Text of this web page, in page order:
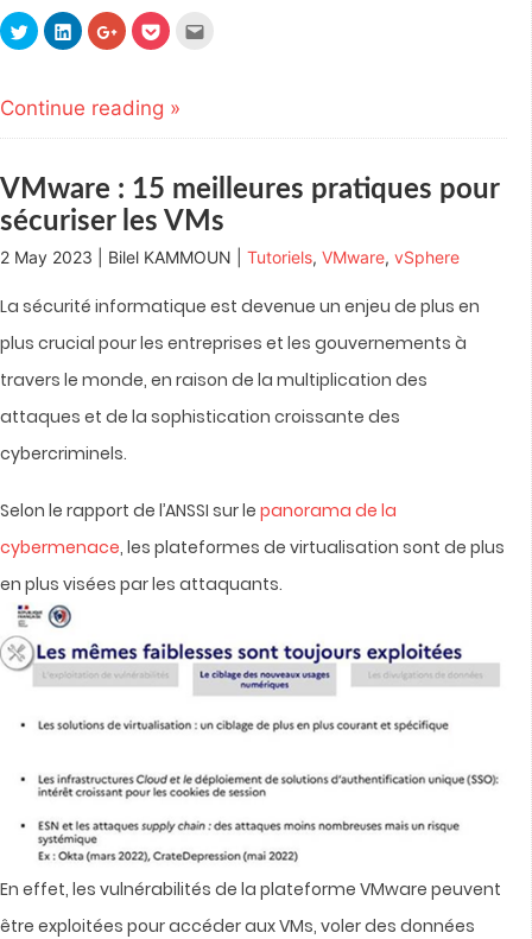
Click
to
share
(Opens
in
window)
Click
to
share
(Opens
in
window)
Click
to
share
(Opens
in
window)
Click
to
(Opens
in
window)
in
Continue reading »
VMware : 15 meilleures pratiques pour
sécuriser les VMs
2 May 2023 | Bilel KAMMOUN | Tutoriels, VMware, vSphere
La sécurité informatique est devenue un enjeu de plus en
plus crucial pour les entreprises et les gouvernements à
travers le monde, en raison de la multiplication des
attaques et de la sophistication croissante des
cybercriminels.
Selon le rapport de l’ANSSI sur le panorama de la
cybermenace, les plateformes de virtualisation sont de plus
en plus visées par les attaquants.
En effet, les vulnérabilités de la plateforme VMware peuvent
être exploitées pour accéder aux VMs, voler des données